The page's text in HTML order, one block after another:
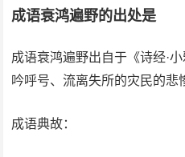
成语衰鸿遍野的出处是
成语衰鸿遍野出自于《诗经·
吟呼号、流离失所的灾民的悲
成语典故：